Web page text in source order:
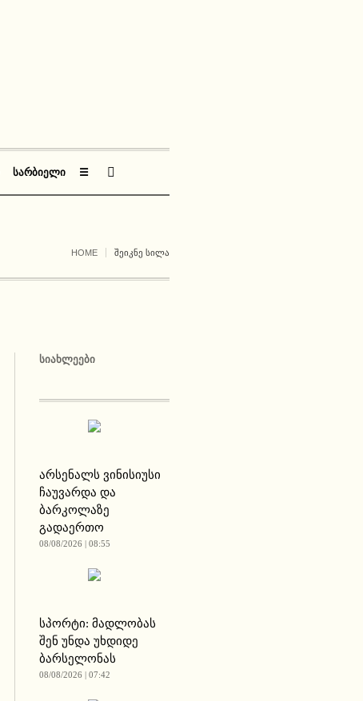
ᲡᲐᲠᲑᲘᲔᲚᲘ ☰
HOME ᲨᲔᲘᲙᲜᲔ ᲡᲘᲚᲐ
ᲡᲘᲐᲮᲚᲔᲔᲑᲘ
არსენალს ვინისიუსი
ჩაუვარდა და
ბარკოლაზე
გადაერთო
08/08/2026 | 08:55
სპორტი: მადლობას
შენ უნდა უხდიდე
ბარსელონას
08/08/2026 | 07:42